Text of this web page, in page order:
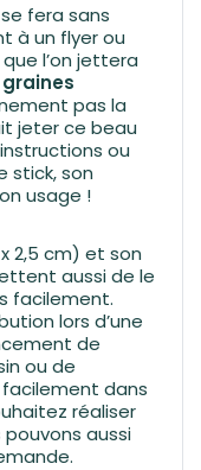
fera sans
à un flyer ou
l’on jettera
pas la
jeter ce beau
ou
stick, son
usage !
2,5 cm) et son
aussi de le
facilement.
lors d’une
de
ou de
dans
réaliser
aussi